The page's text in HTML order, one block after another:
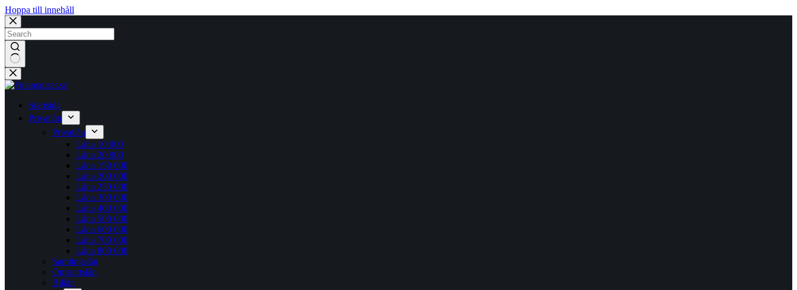
Hoppa till innehåll
Inga
resultat
Startsida
Privatlån
Privatlån
Låna 10 000
Låna 20 000
Låna 150 000
Låna 200 000
Låna 250 000
Låna 300 000
Låna 400 000
Låna 500 000
Låna 600 000
Låna 700 000
Låna 800 000
Samlingslån
Omstartslån
Billån